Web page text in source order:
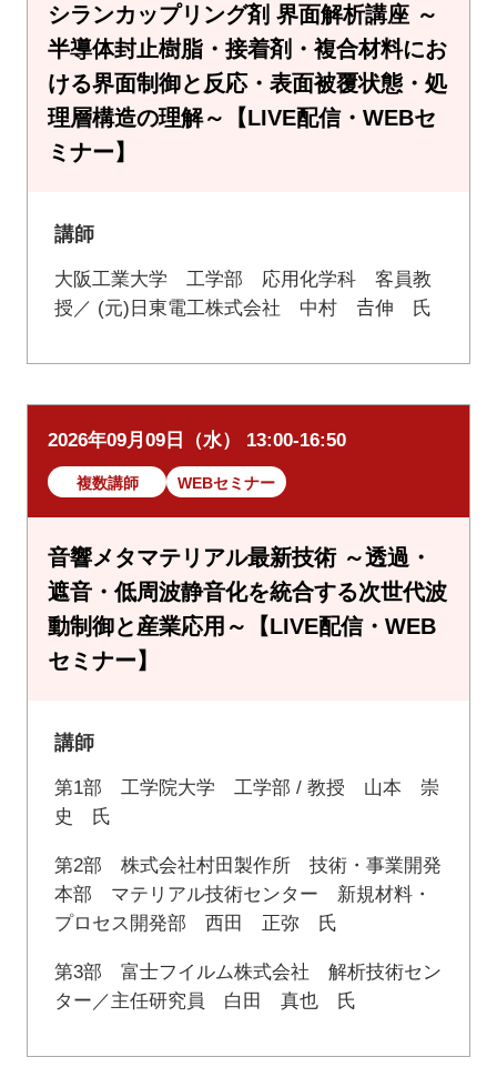
シランカップリング剤 界面解析講座 ～
半導体封止樹脂・接着剤・複合材料にお
ける界面制御と反応・表面被覆状態・処
理層構造の理解～【LIVE配信・WEBセ
ミナー】
講師
大阪工業大学 工学部 応用化学科 客員教
授／ (元)日東電工株式会社 中村 𠮷伸 氏
2026年09月09日（水） 13:00-16:50
複数講師 WEBセミナー
音響メタマテリアル最新技術 ～透過・
遮音・低周波静音化を統合する次世代波
動制御と産業応用～【LIVE配信・WEB
セミナー】
講師
第1部 工学院大学 工学部 / 教授 山本 崇
史 氏
第2部 株式会社村田製作所 技術・事業開発
本部 マテリアル技術センター 新規材料・
プロセス開発部 西田 正弥 氏
第3部 富士フイルム株式会社 解析技術セン
ター／主任研究員 白田 真也 氏